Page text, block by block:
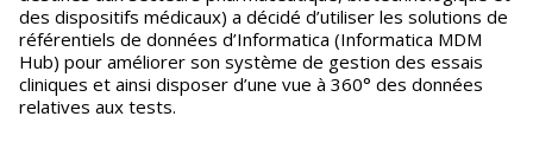
des dispositifs médicaux) a décidé d’utiliser les solutions de
référentiels de données d’Informatica (Informatica MDM
Hub) pour améliorer son système de gestion des essais
cliniques et ainsi disposer d’une vue à 360° des données
relatives aux tests.